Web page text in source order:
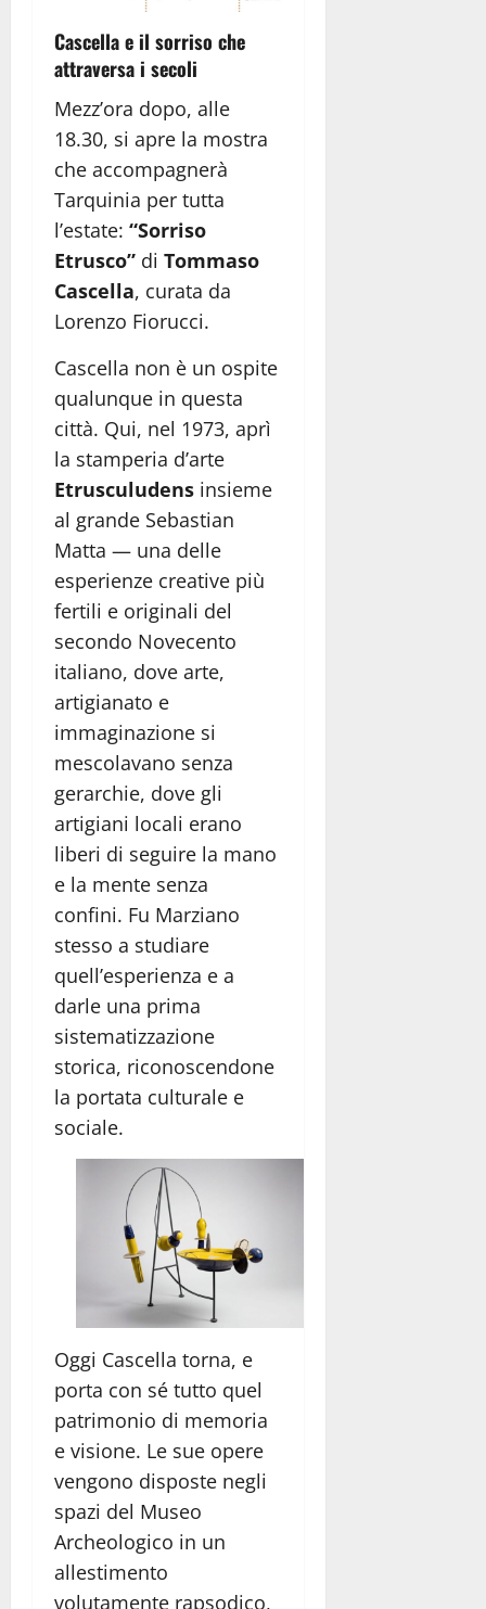
Cascella e il sorriso che
attraversa i secoli
Mezz’ora dopo, alle
18.30, si apre la mostra
che accompagnerà
Tarquinia per tutta
l’estate: “Sorriso
Etrusco” di Tommaso
Cascella, curata da
Lorenzo Fiorucci.
Cascella non è un ospite
qualunque in questa
città. Qui, nel 1973, aprì
la stamperia d’arte
Etrusculudens insieme
al grande Sebastian
Matta — una delle
esperienze creative più
fertili e originali del
secondo Novecento
italiano, dove arte,
artigianato e
immaginazione si
mescolavano senza
gerarchie, dove gli
artigiani locali erano
liberi di seguire la mano
e la mente senza
confini. Fu Marziano
stesso a studiare
quell’esperienza e a
darle una prima
sistematizzazione
storica, riconoscendone
la portata culturale e
sociale.
Oggi Cascella torna, e
porta con sé tutto quel
patrimonio di memoria
e visione. Le sue opere
vengono disposte negli
spazi del Museo
Archeologico in un
allestimento
volutamente rapsodico,